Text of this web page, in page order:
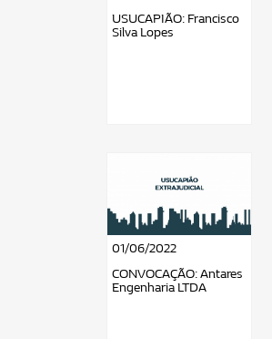
USUCAPIÃO: Francisco
Silva Lopes
01/06/2022
CONVOCAÇÃO: Antares
Engenharia LTDA